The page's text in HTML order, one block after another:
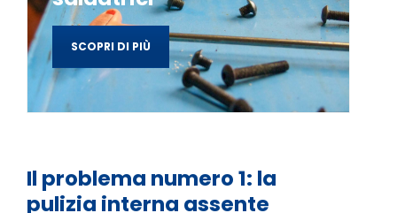
SCOPRI DI PIÙ
Il problema numero 1: la
pulizia interna assente